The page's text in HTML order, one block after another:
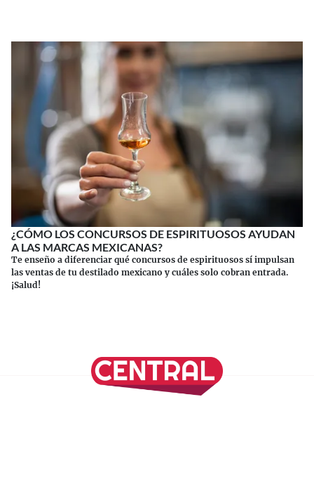
¿CÓMO LOS CONCURSOS DE ESPIRITUOSOS AYUDAN
A LAS MARCAS MEXICANAS?
Te enseño a diferenciar qué concursos de espirituosos sí impulsan
las ventas de tu destilado mexicano y cuáles solo cobran entrada.
¡Salud!